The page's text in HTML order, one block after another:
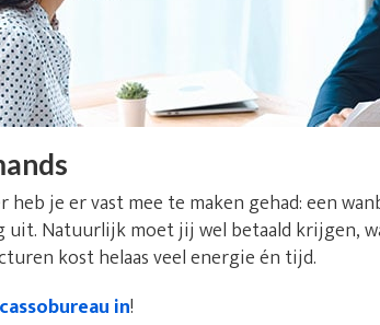
heb je er vast mee te maken gehad: een
Natuurlijk moet jij wel betaald krijgen,
kost helaas veel energie én tijd.
in!